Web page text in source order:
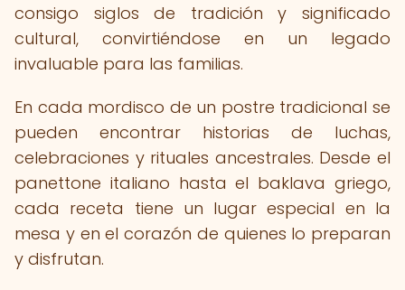
consigo siglos de tradición y significado
cultural, convirtiéndose en un legado
invaluable para las familias.
En cada mordisco de un postre tradicional se
pueden encontrar historias de luchas,
celebraciones y rituales ancestrales. Desde el
panettone italiano hasta el baklava griego,
cada receta tiene un lugar especial en la
mesa y en el corazón de quienes lo preparan
y disfrutan.